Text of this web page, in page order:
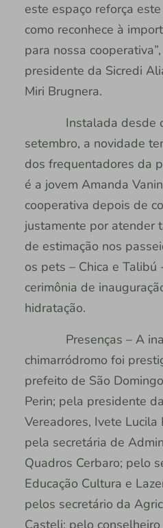
este espaço reforça
como reconhece à
para nossa
presidente da Sicredi
Miri Brugnera.
Instalada desde o
setembro, a novidade
dos frequentadores da
é a jovem Amanda
cooperativa depois de
justamente por atender
de estimação nos
os pets – Chica e
cerimônia de
hidratação.
Presenças – A
chimarródromo foi
prefeito de São
Perin; pela presidente
Vereadores, Ivete Lucila
pela secretária de
Quadros Cerbaro; pelo
Educação Cultura e
pelos secretário da
Casteli; pelo